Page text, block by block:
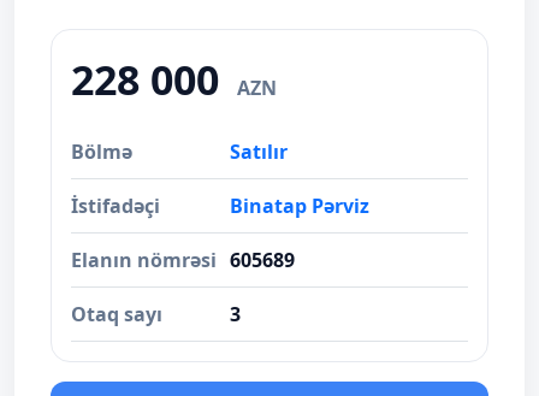
228 000 AZN
Bölmə Satılır
İstifadəçi Binatap Pərviz
Elanın nömrəsi 605689
Otaq sayı 3